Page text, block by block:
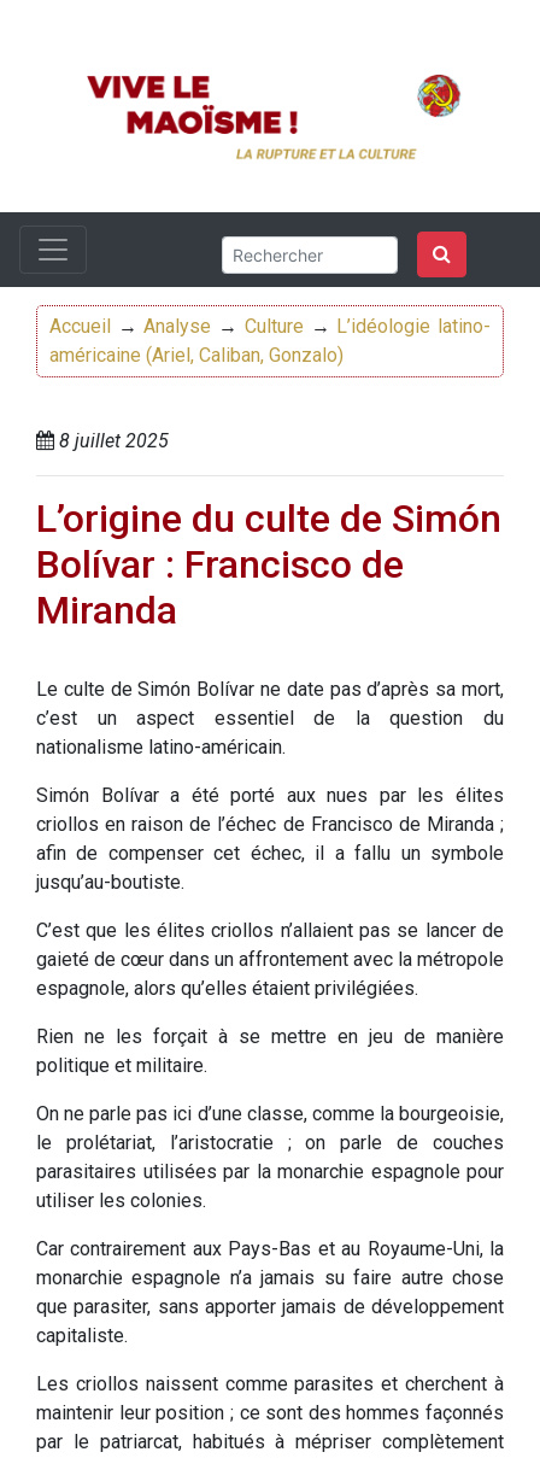
Accueil →Analyse → Culture → L’idéologie latino-
américaine (Ariel, Caliban, Gonzalo)
8 juillet 2025
L’origine du culte de Simón
Bolívar : Francisco de
Miranda
Le culte de Simón Bolívar ne date pas d’après sa mort,
c’est un aspect essentiel de la question du
nationalisme latino-américain.
Simón Bolívar a été porté aux nues par les élites
criollos en raison de l’échec de Francisco de Miranda ;
afin de compenser cet échec, il a fallu un symbole
jusqu’au-boutiste.
C’est que les élites criollos n’allaient pas se lancer de
gaieté de cœur dans un affrontement avec la métropole
espagnole, alors qu’elles étaient privilégiées.
Rien ne les forçait à se mettre en jeu de manière
politique et militaire.
On ne parle pas ici d’une classe, comme la bourgeoisie,
le prolétariat, l’aristocratie ; on parle de couches
parasitaires utilisées par la monarchie espagnole pour
utiliser les colonies.
Car contrairement aux Pays-Bas et au Royaume-Uni, la
monarchie espagnole n’a jamais su faire autre chose
que parasiter, sans apporter jamais de développement
capitaliste.
Les criollos naissent comme parasites et cherchent à
maintenir leur position ; ce sont des hommes façonnés
par le patriarcat, habitués à mépriser complètement